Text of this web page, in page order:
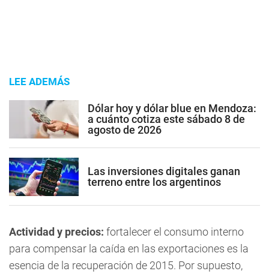
LEE ADEMÁS
Dólar hoy y dólar blue en Mendoza:
a cuánto cotiza este sábado 8 de
agosto de 2026
Las inversiones digitales ganan
terreno entre los argentinos
Actividad y precios: fortalecer el consumo interno
para compensar la caída en las exportaciones es la
esencia de la recuperación de 2015. Por supuesto,